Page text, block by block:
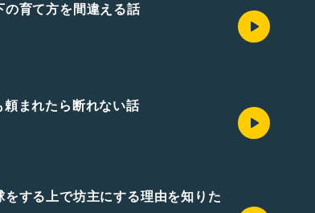
育て方を間違える話
まれたら断れない話
する上で坊主にする理由を知りた